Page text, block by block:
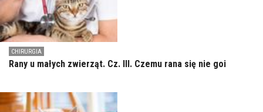
CHIRURGIA
Rany u małych zwierząt. Cz. III. Czemu rana się nie goi